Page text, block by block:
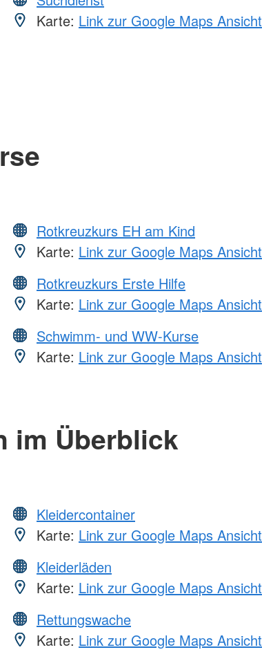
Karte: Link zur Google Maps Ansicht
Rotkreuzkurs EH am Kind
Karte: Link zur Google Maps Ansicht
Rotkreuzkurs Erste Hilfe
Karte: Link zur Google Maps Ansicht
Schwimm- und WW-Kurse
Karte: Link zur Google Maps Ansicht
im Überblick
Kleidercontainer
Karte: Link zur Google Maps Ansicht
Kleiderläden
Karte: Link zur Google Maps Ansicht
Rettungswache
Karte: Link zur Google Maps Ansicht